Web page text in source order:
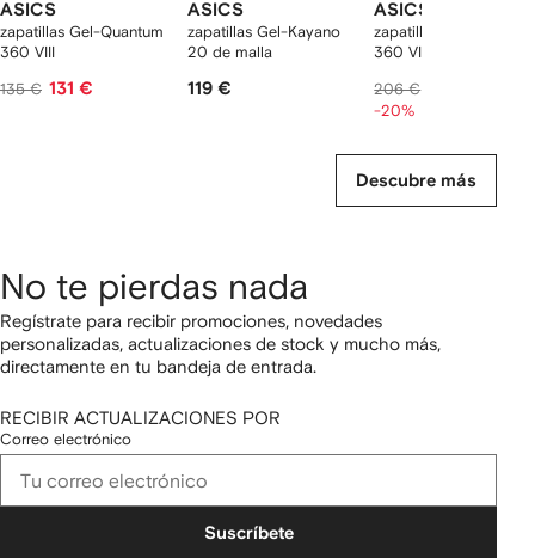
ASICS
zapatillas Gel-Quantum
360 VIII
135 € 131 €
ASICS
zapatillas Gel-Kayano
20 de malla
119 €
ASICS
zapatillas Gel-
360 VII
206 €
-20%
Descubre más
No te pierdas nada
Regístrate para recibir promociones, novedades
personalizadas, actualizaciones de stock y mucho más,
directamente en tu bandeja de entrada.
RECIBIR ACTUALIZACIONES POR
Correo electrónico
Suscríbete